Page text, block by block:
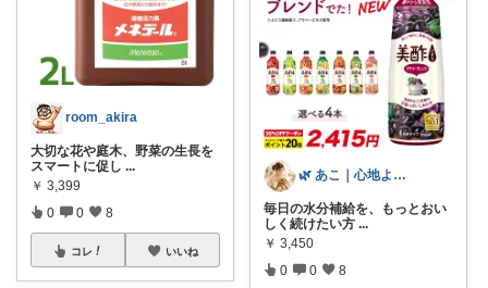
room_akira
大切な花や庭木、野菜の生長を
スマートに促し ...
￥ 3,399
0 0 8
コレ いいね
🌿 あこ｜心地よい暮らしの便利アイテム
毎日の水分補給を、もっとおい
しく続けたい方 ...
￥ 3,450
0 0 8